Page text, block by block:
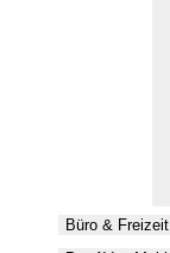
Büro & Freizeit